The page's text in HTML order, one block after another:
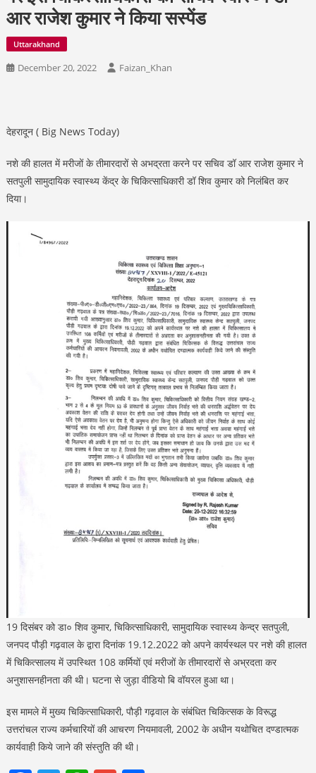
आर राजेश कुमार ने किया सस्पेंड
Uttarakhand
December 20, 2022 Faizan_Khan
देहरादून ( Big News Today)
नशे की हालत में मरीजों के तीमारदारों से अभद्रता करने पर सचिव डॉ आर राजेश कुमार ने
सतपुली सामुदायिक स्वास्थ्य केंद्र के चिकित्साधिकारी डॉ शिव कुमार को निलंबित कर
दिया।
19 दिसंबर को डा० शिव कुमार, चिकित्साधिकारी, सामुदायिक स्वास्थ्य केन्द्र सतपुली,
जनपद पौड़ी गढ़वाल के द्वारा दिनांक 19.12.2022 को अपने कार्यस्थल पर नशे की हालत
में चिकित्सालय में उपस्थित 108 कर्मियों एवं मरीजों के तीमारदारों से अभ्रदता कर
अनुशासनहीनता की थी। घटना से जुड़ा वीडियो बि वॉयरल हुआ था।
इस मामले में मुख्य चिकित्साधिकारी, पौड़ी गढ़वाल के संबंधित चिकित्सक के विरूद्ध
उत्तरांचल राज्य कर्मचारियों की आचरण नियमावली, 2002 के अधीन यथोचित दण्डात्मक
कार्यवाही किये जाने की संस्तुति की थी।